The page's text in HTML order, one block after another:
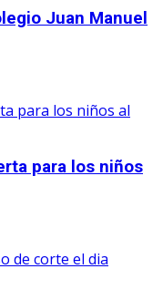
Juan Manuel
para los niños